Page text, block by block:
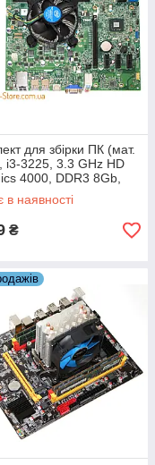
для збірки ПК (мат.
i3-3225, 3.3 GHz HD
4000, DDR3 8Gb,
задня планка)
в наявності
₴